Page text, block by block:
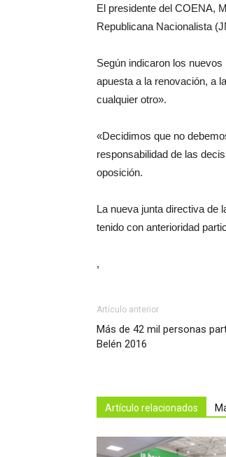
El presidente del COENA,
Republicana Nacionalista
Según indicaron los
apuesta a la renovación, a
cualquier otro».
«Decidimos que no
responsabilidad de las
oposición.
La nueva junta directiva de
tenido con anterioridad
,
Artículo anterior
Más de 42 mil personas
Belén 2016
Artículo relacionados